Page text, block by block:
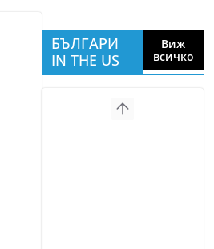
БЪЛГАРИ
IN THE US
Виж
всичко